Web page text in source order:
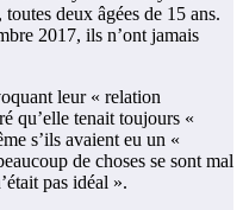
deux âgées de 15 ans.
2017, ils n’ont jamais
leur « relation
qu’elle tenait toujours «
s’ils avaient eu un «
de choses se sont mal
pas idéal ».